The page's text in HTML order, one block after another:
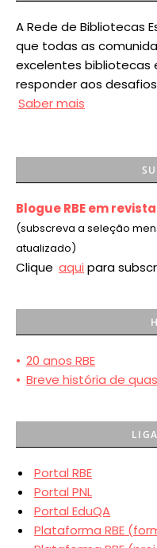
A Rede de Bibliotecas
que todas as
excelentes bibliotecas
responder aos
Saber mais
Blogue RBE em revista
(subscreva a seleção
atualizado)
Clique aqui para
• 20 anos RBE
• Breve história de
Portal RBE
Portal PNL
Portal EduQA
Plataforma RBE